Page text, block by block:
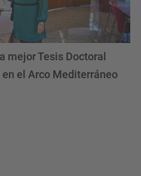
mejor Tesis Doctoral
el Arco Mediterráneo